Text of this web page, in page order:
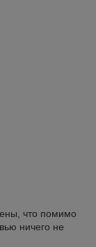
что помимо
ничего не